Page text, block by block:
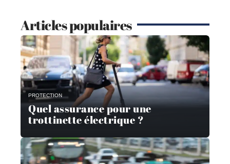
Articles populaires
PROTECTION
Quel assurance pour une
trottinette électrique ?